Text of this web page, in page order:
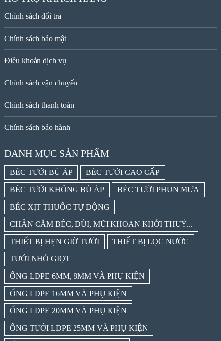
Chính sách đổi trả
Chính sách bảo mật
Điều khoản dịch vụ
Chính sách vận chuyển
Chính sách thanh toán
Chính sách bảo hành
DANH MỤC SẢN PHẨM
BÉC TƯỚI BÙ ÁP BÉC TƯỚI CAO CẤP
BÉC TƯỚI KHÔNG BÙ ÁP BÉC TƯỚI PHUN MƯA
BÉC XỊT THUỐC TỰ ĐỘNG
CHÂN CẮM BÉC, DÙI, MŨI KHOAN KHỞI THUỶ...
THIẾT BỊ HẸN GIỜ TƯỚI THIẾT BỊ LỌC NƯỚC
TƯỚI NHỎ GIỌT
ỐNG LDPE 6MM, 8MM VÀ PHỤ KIỆN
ỐNG LDPE 16MM VÀ PHỤ KIỆN
ỐNG LDPE 20MM VÀ PHỤ KIỆN
ỐNG TƯỚI LDPE 25MM VÀ PHỤ KIỆN